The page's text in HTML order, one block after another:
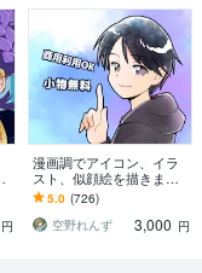
円
漫画調でアイコン、イラ
スト、似顔絵を描きます
立ち絵、表情差分、配
信、歌ってみた、イラス
ト全般OK
5.0 (726)
空野れんず
3,000 円